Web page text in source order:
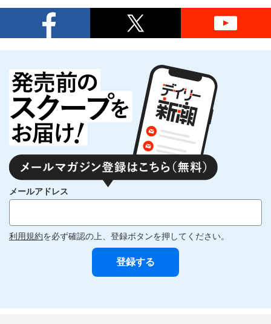
メールアドレス
利用規約を必ず確認の上、登録ボタンを押してください。